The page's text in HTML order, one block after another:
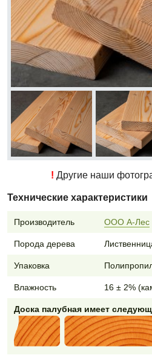
! Другие наши
Технические характеристики
Производитель ООО А-Лес
Порода дерева
Упаковка
Влажность 16 ± 2%
Доска палубная имеет